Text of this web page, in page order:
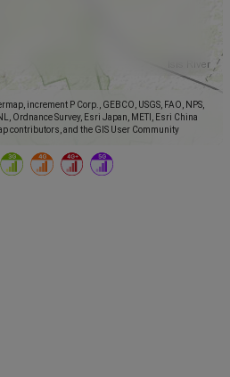
increment P Corp., GEBCO, USGS, FAO, NPS,
Ordnance Survey, Esri Japan, METI, Esri China
contributors, and the GIS User Community